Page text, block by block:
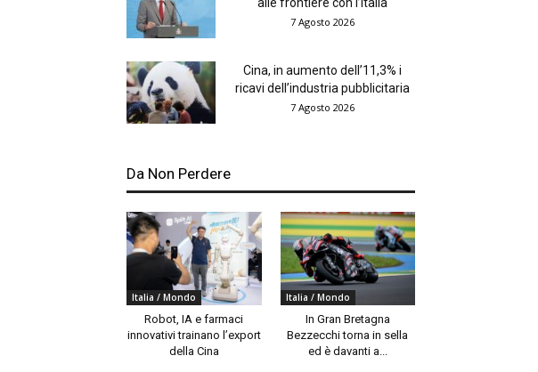
alle frontiere con l’Italia
7 Agosto 2026
Cina, in aumento dell’11,3% i
ricavi dell’industria pubblicitaria
7 Agosto 2026
Da Non Perdere
Italia / Mondo
Robot, IA e farmaci
innovativi trainano l’export
della Cina
Italia / Mondo
In Gran Bretagna
Bezzecchi torna in sella
ed è davanti a...